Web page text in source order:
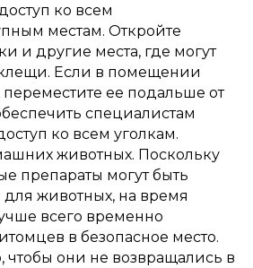
ко всем
местам. Откройте
и другие места, где могут
Если в помещении
переместите ее подальше от
специалистам
ко всем уголкам.
животных. Поскольку
препараты могут быть
животных, на время
всего временно
в безопасное место.
чтобы они не возвращались в